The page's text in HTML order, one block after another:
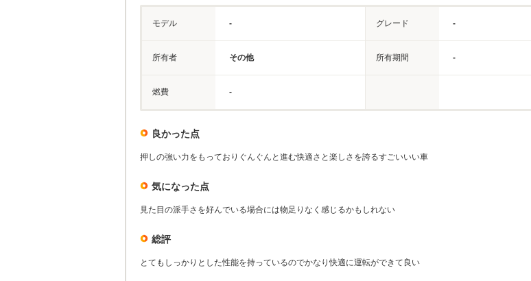
モデル - グレード -
所有者 その他 所有期間 -
燃費 -
良かった点
押しの強い力をもっておりぐんぐんと進む快適さと楽しさを誇るすごいいい車
気になった点
見た目の派手さを好んでいる場合には物足りなく感じるかもしれない
総評
とてもしっかりとした性能を持っているのでかなり快適に運転ができて良い